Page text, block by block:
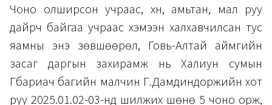
Чоно олширсон учраас, хүн, амьтан, мал руу
дайрч байгаа учраас хэмээн халхавчилсан тус
яамны энэ зөвшөөрөл, Говь-Алтай аймгийн
засаг даргын захирамж нь Халиун сумын
Гүүбариач багийн малчин Г.Дамдиндоржийн хот
руу 2025.01.02-03-нд шилжих шөнө 5 чоно орж,